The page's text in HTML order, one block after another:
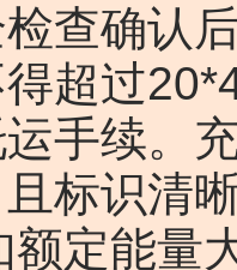
查确认
超过
手续。
标识清
额定能量